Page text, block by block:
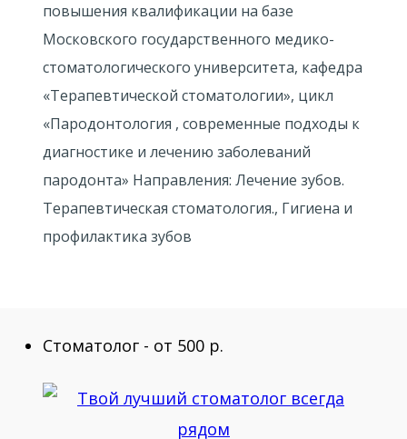
повышения квалификации на базе
Московского государственного медико-
стоматологического университета, кафедра
«Терапевтической стоматологии», цикл
«Пародонтология , современные подходы к
диагностике и лечению заболеваний
пародонта» Направления: Лечение зубов.
Терапевтическая стоматология., Гигиена и
профилактика зубов
Стоматолог - от 500 р.